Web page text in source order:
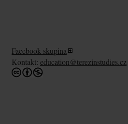
Facebook skupina
Kontakt: education@terezinstudies.cz